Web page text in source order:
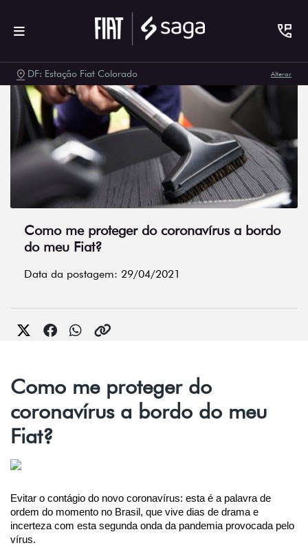
DF: Estação Fiat Colorado Alterar
Como me proteger do coronavírus a bordo
do meu Fiat?
Data da postagem: 29/04/2021
Como me proteger do
coronavírus a bordo do meu
Fiat?
Evitar o contágio do novo coronavírus: esta é a palavra de
ordem do momento no Brasil, que vive dias de drama e
incerteza com esta segunda onda da pandemia provocada pelo
vírus.